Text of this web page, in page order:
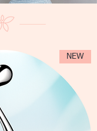
NEW